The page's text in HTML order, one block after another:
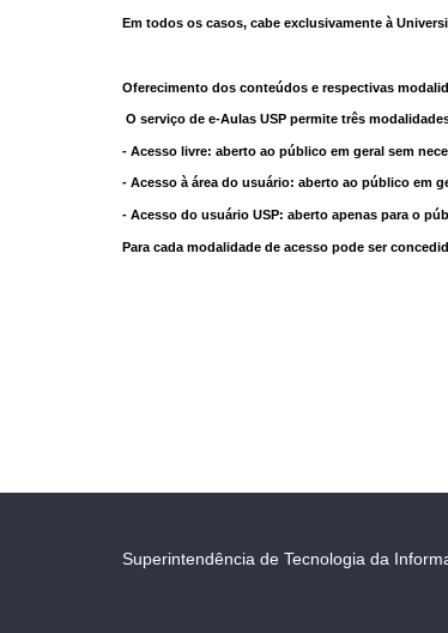
Em todos os casos, cabe exclusivamente à
Oferecimento dos conteúdos e respectivas
O serviço de e-Aulas USP permite três
- Acesso livre: aberto ao público em geral sem
- Acesso à área do usuário: aberto ao público em
- Acesso do usuário USP: aberto apenas para o
Para cada modalidade de acesso pode ser
Superintendência de Tecnologia da